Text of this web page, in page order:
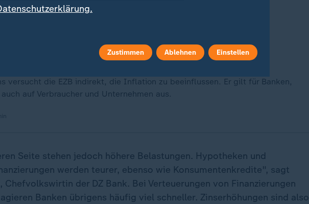
versucht die EZB indirekt, die Inflation zu beeinflussen. Er gilt für Banken,
auf Verbraucher und Unternehmen aus.
Seite stehen jedoch höhere Belastungen. Hypotheken und
werden teurer, ebenso wie Konsumentenkredite", sagt
Chefvolkswirtin der DZ Bank. Bei Verteuerungen von Finanzierungen
Banken übrigens häufig viel schneller. Zinserhöhungen sind also
Zustimmen Ablehnen Einstellen